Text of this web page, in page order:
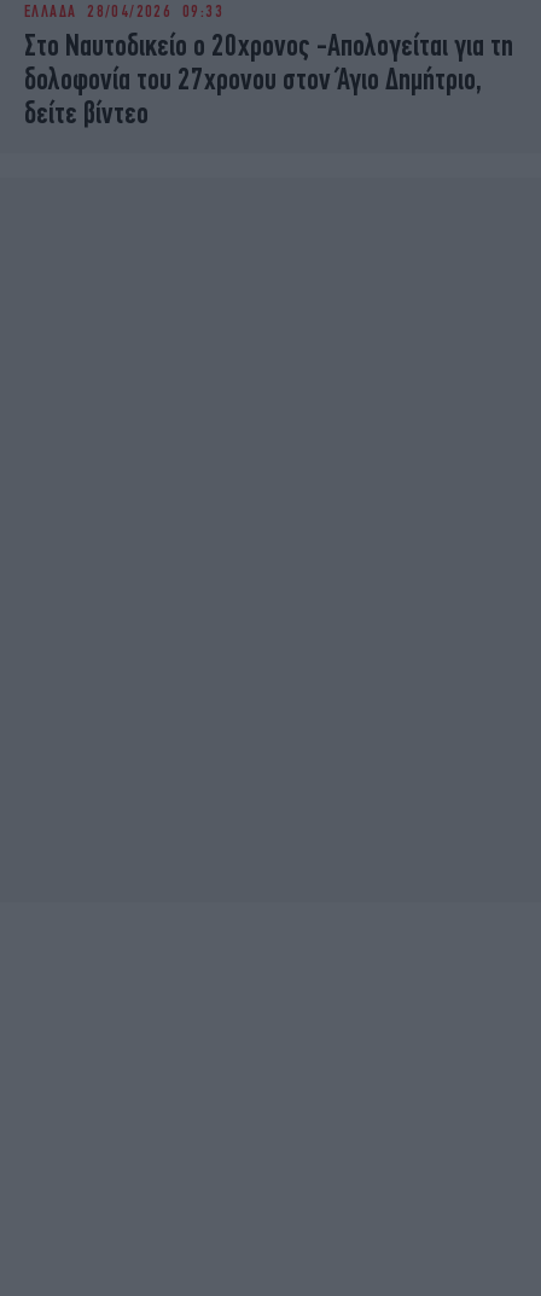
ΕΛΛΑΔΑ 28/04/2026 09:33
Στο Ναυτοδικείο ο 20χρονος -Απολογείται για τη
δολοφονία του 27χρονου στον Άγιο Δημήτριο,
δείτε βίντεο